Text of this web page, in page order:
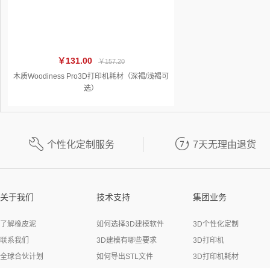
￥131.00 ￥157.20
木质Woodiness Pro3D打印机耗材（深褐/浅褐可
选）
 个性化定制服务  7天无理由退货
关于我们
了解橡皮泥
联系我们
全球合伙计划
技术支持
如何选择3D建模软件
3D建模有哪些要求
如何导出STL文件
集团业务
3D个性化定制
3D打印机
3D打印机耗材